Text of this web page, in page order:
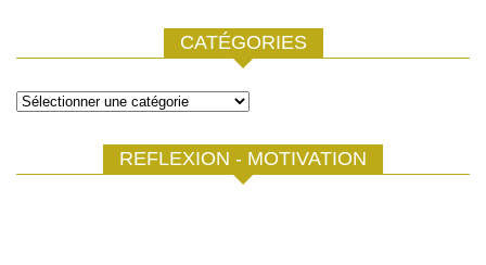
CATÉGORIES
Catégories
REFLEXION - MOTIVATION